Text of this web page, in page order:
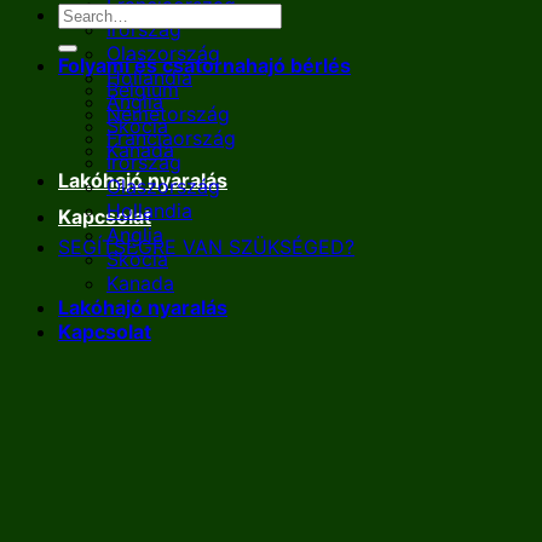
Franciaország
Írország
Olaszország
Hollandia
Anglia
Skócia
Kanada
Lakóhajó nyaralás
Kapcsolat
SEGÍTSÉGRE VAN SZÜKSÉGED?
Folyami és csatornahajó bérlés
Belgium
Németország
Franciaország
Írország
Olaszország
Hollandia
Anglia
Skócia
Kanada
Lakóhajó nyaralás
Kapcsolat